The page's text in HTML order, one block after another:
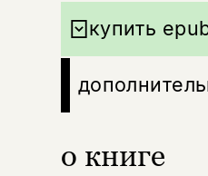
о книге
купить